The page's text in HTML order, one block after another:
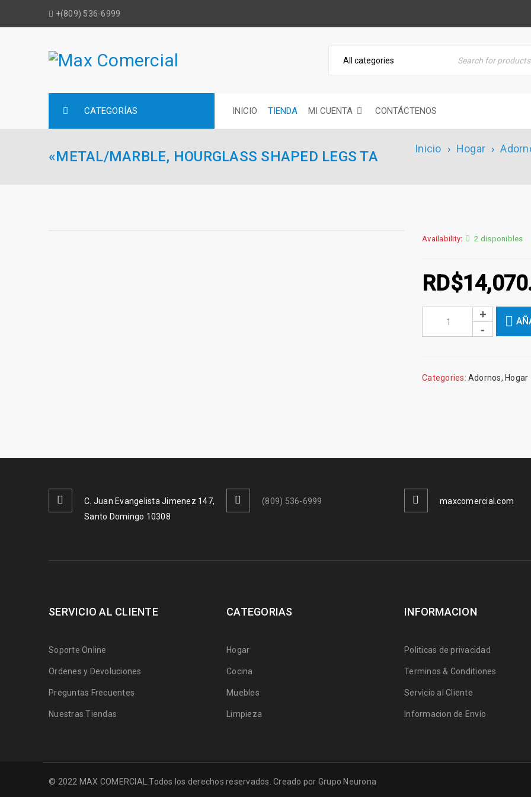
+(809) 536-6999
CATEGORÍAS INICIO TIENDA MI CUENTA CONTÁCTENOS
«METAL/MARBLE, HOURGLASS SHAPED LEGS TA Inicio › Hogar ›
Availability: 2 disponibles
RD$
Categories: Adornos, Hogar
C. Juan Evangelista Jimenez 147,
Santo Domingo 10308
(809) 536-6999 maxcomercial.com
SERVICIO AL CLIENTE
Soporte Online
Ordenes y Devoluciones
Preguntas Frecuentes
Nuestras Tiendas
CATEGORIAS
Hogar
Cocina
Muebles
Limpieza
INFORMACION
Politicas de privacidad
Terminos & Conditiones
Servicio al Cliente
Informacion de Envío
© 2022 MAX COMERCIAL.Todos los derechos reservados. Creado por Grupo Neurona